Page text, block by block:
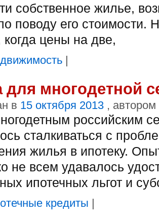
собственное жилье,
поводу его стоимости.
когда цены на две,
|
для многодетной
в 15 октября 2013 , автором
российским
сталкиваться с
жилья в ипотеку.
не всем удавалось
ипотечных льгот и
кредиты |